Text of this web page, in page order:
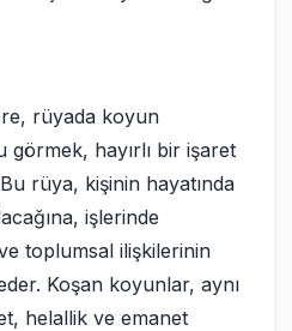
rüyada koyun
hayırlı bir işaret
rüya, kişinin hayatında
işlerinde
toplumsal ilişkilerinin
Koşan koyunlar, aynı
helallik ve emanet